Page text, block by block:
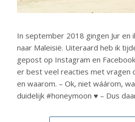
In september 2018 gingen Jur en
naar Maleisië. Uiteraard heb ik
gepost op Instagram en
er best veel reacties met vragen
en waarom. – Ok, niet wáárom,
duidelijk #honeymoon ♥ – Dus